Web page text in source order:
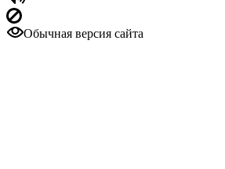
Обычная версия сайта